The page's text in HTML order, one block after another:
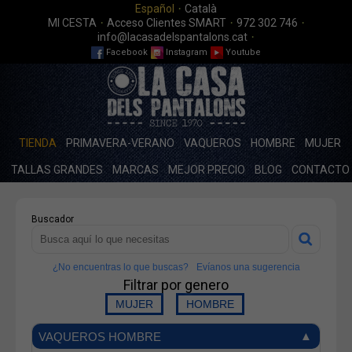
Español · Català
MI CESTA · Acceso Clientes SMART· 972 302 746 ·
info@lacasadelspantalons.cat ·
Facebook Instagram Youtube
TIENDA PRIMAVERA-VERANO VAQUEROS HOMBRE MUJER
TALLAS GRANDES MARCAS MEJOR PRECIO BLOG CONTACTO
Buscador
¿No encuentras lo que buscas? Evíanos una sugerencia
Filtrar por genero
VAQUEROS HOMBRE